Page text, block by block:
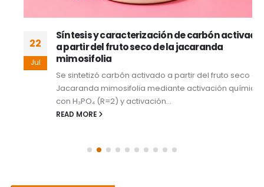
Síntesis y caracterización de carbón activado
a partir del fruto seco de la jacaranda
mimosifolia
Se sintetizó carbón activado a partir del fruto seco de
Jacaranda mimosifolia mediante activación química
con H₃PO₄ (R=2) y activación...
READ MORE